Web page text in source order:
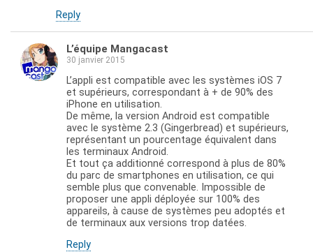
Reply
L’équipe Mangacast
30 janvier 2015
L’appli est compatible avec les systèmes iOS 7
et supérieurs, correspondant à + de 90% des
iPhone en utilisation.
De même, la version Android est compatible
avec le système 2.3 (Gingerbread) et supérieurs,
représentant un pourcentage équivalent dans
les terminaux Android.
Et tout ça additionné correspond à plus de 80%
du parc de smartphones en utilisation, ce qui
semble plus que convenable. Impossible de
proposer une appli déployée sur 100% des
appareils, à cause de systèmes peu adoptés et
de terminaux aux versions trop datées.
Reply